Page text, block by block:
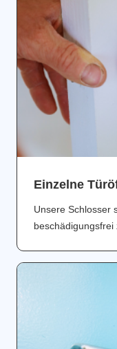
Einzelne
Unsere Schlosser
beschädigungsfrei